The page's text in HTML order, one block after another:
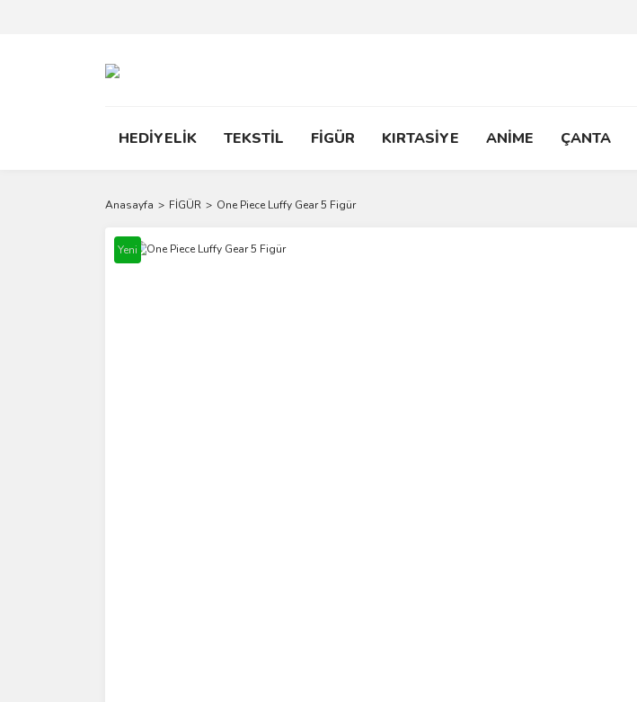
HEDİYELİK TEKSTİL FİGÜR KIRTASİYE ANİME ÇANTA
Anasayfa FİGÜR One Piece Luffy Gear 5 Figür
Yeni